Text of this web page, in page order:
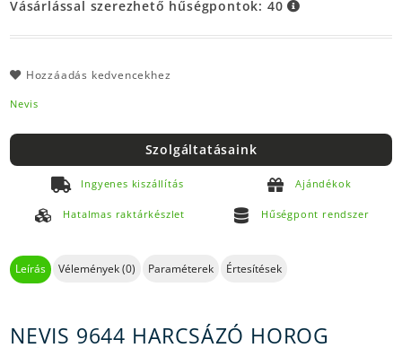
Vásárlással szerezhető hűségpontok: 40
Hozzáadás kedvencekhez
Nevis
Szolgáltatásaink
Ingyenes kiszállítás Ajándékok
Hatalmas raktárkészlet Hűségpont rendszer
Leírás Vélemények (0) Paraméterek Értesítések
NEVIS 9644 HARCSÁZÓ HOROG